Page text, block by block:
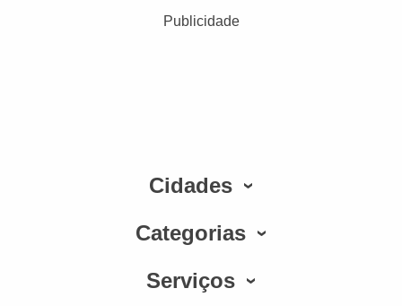
Publicidade
Cidades
Categorias
Serviços